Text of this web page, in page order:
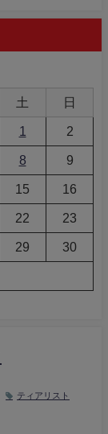
土 日
1 2
8 9
15 16
22 23
29 30
ティアリスト